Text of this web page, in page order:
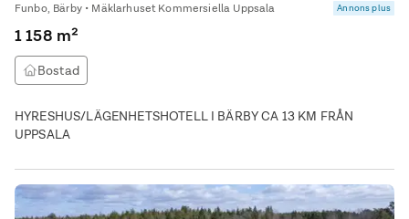
Funbo, Bärby • Mäklarhuset Kommersiella Uppsala Annons plus
1 158 m²
Bostad
HYRESHUS/LÄGENHETSHOTELL I BÄRBY CA 13 KM FRÅN
UPPSALA